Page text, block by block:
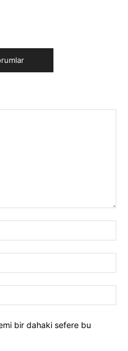
bir dahaki sefere bu